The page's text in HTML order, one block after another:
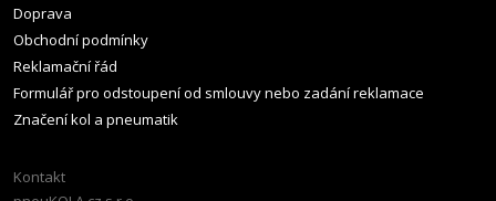
Doprava
Obchodní podmínky
Reklamační řád
Formulář pro odstoupení od smlouvy nebo zadání reklamace
Značení kol a pneumatik
Kontakt